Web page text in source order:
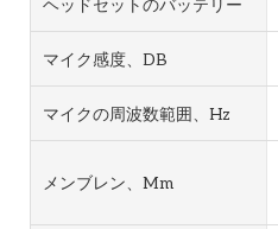
ヘッドセットのバッテリー
マイク感度、dB
マイクの周波数範囲、Hz
メンブレン、mm